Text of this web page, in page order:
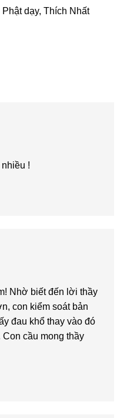
Phật dạy,Thích Nhất
!
Nhờ biết đến lời thầy
con kiểm soát bản
đau khổ thay vào đó
cầu mong thầy